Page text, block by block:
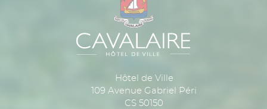
Hôtel de Ville
109 Avenue Gabriel Péri
CS 50150